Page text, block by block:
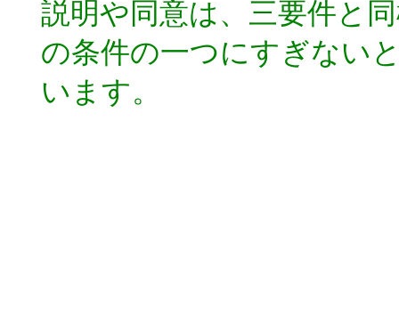
説明や同意は、三要件と
の条件の一つにすぎない
います。